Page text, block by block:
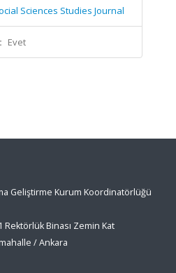
Sciences Studies Journal
Evet
Geliştirme Kurum Koordinatörlüğü
Rektörlük Binası Zemin Kat
/ Ankara